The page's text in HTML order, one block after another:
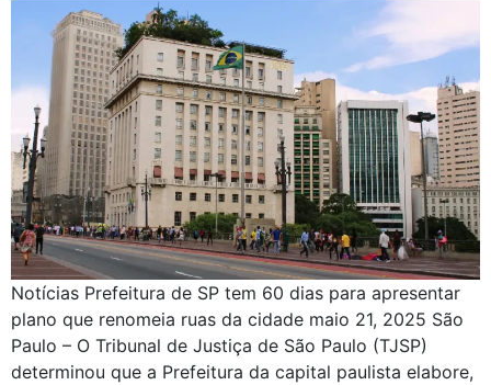
Notícias Prefeitura de SP tem 60 dias para apresentar
plano que renomeia ruas da cidade maio 21, 2025 São
Paulo – O Tribunal de Justiça de São Paulo (TJSP)
determinou que a Prefeitura da capital paulista elabore,